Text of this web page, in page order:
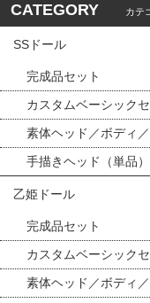
CATEGORY カテ
SSドール
完成品セット
カスタムベーシック
素体ヘッド／ボディ
手描きヘッド（単品）
乙姫ドール
完成品セット
カスタムベーシック
素体ヘッド／ボディ